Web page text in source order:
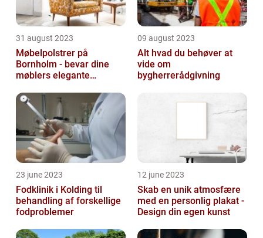
31 august 2023
Møbelpolstrer på
Bornholm - bevar dine
møblers elegante
09 august 2023
Alt hvad du behøver at
vide om
bygherrerådgivning
23 june 2023
Fodklinik i Kolding til
behandling af forskellige
fodproblemer
12 june 2023
Skab en unik atmosfære
med en personlig plakat -
Design din egen kunst